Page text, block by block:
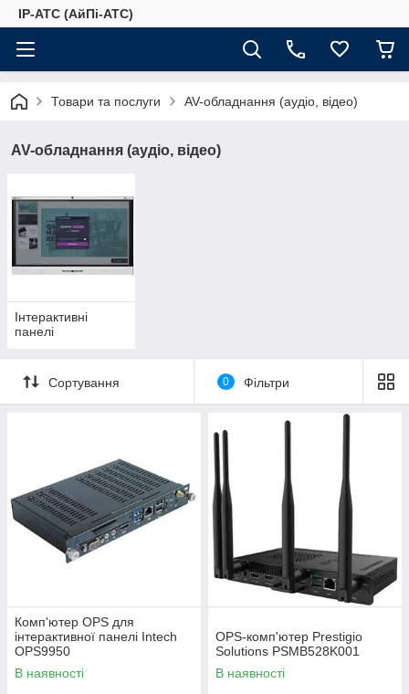
IP-АТС (АйПі-АТС)
Товари та послуги AV-обладнання (аудіо, відео)
AV-обладнання (аудіо, відео)
Інтерактивні
панелі
Сортування 0 Фільтри
Комп'ютер OPS для
інтерактивної панелі Intech
OPS9950
В наявності
OPS-комп'ютер Prestigio
Solutions PSMB528K001
В наявності